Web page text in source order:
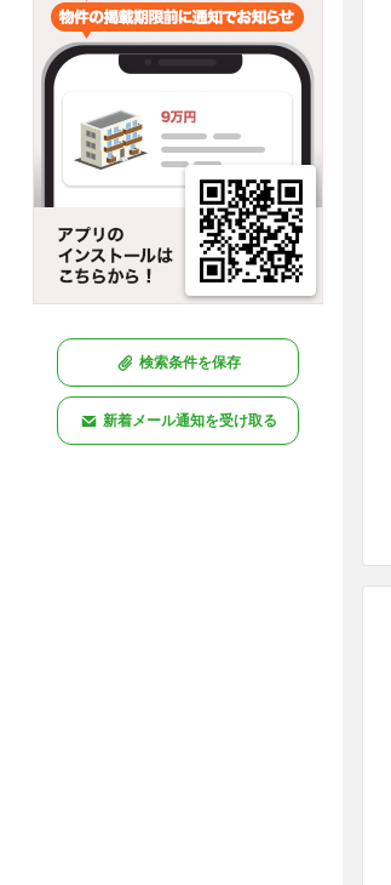
検索条件を保存
新着メール通知を受け取る